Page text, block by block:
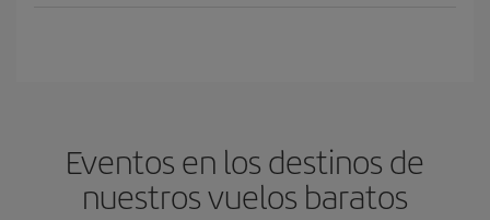
Eventos en los destinos de
nuestros vuelos baratos